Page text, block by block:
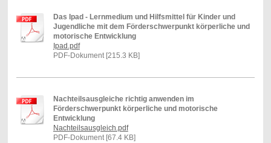
Das Ipad - Lernmedium und Hilfsmittel für Kinder und
Jugendliche mit dem Förderschwerpunkt körperliche und
motorische Entwicklung
Ipad.pdf
PDF-Dokument [215.3 KB]
Nachteilsausgleiche richtig anwenden im
Förderschwerpunkt körperliche und motorische
Entwicklung
Nachteilsausgleich.pdf
PDF-Dokument [67.4 KB]